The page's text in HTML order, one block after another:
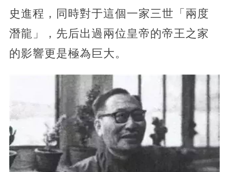
史進程，同時對于這個一家三世「兩度
潛龍」，先后出過兩位皇帝的帝王之家
的影響更是極為巨大。